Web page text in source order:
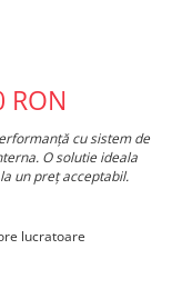
RON
cu sistem de
O solutie ideala
un preț acceptabil.
lucratoare